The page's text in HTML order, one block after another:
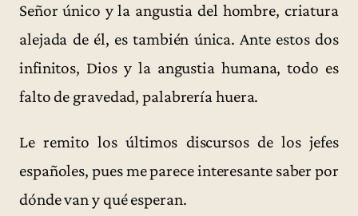
Señor único y la angustia del hombre, criatura
alejada de él, es también única. Ante estos dos
infinitos, Dios y la angustia humana, todo es
falto de gravedad, palabrería huera.
Le remito los últimos discursos de los jefes
españoles, pues me parece interesante saber por
dónde van y qué esperan.